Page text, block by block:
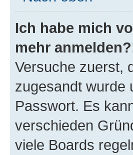
Ich habe mich
mehr
Versuche zuerst,
zugesandt wurde
Passwort. Es
verschieden
viele Boards